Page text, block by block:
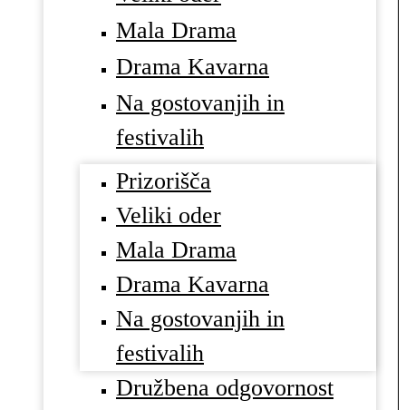
Mala Drama
Drama Kavarna
Na gostovanjih in
festivalih
Prizorišča
Veliki oder
Mala Drama
Drama Kavarna
Na gostovanjih in
festivalih
Družbena odgovornost